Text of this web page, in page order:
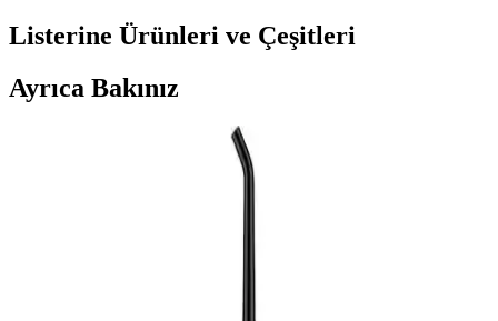
Listerine Ürünleri ve Çeşitleri
Ayrıca Bakınız
Diş Arası Fırçası Nedir, Nasıl Kullanılır ve Ağız
Diş Hassasiyetini Azaltan Doğru Diş Macunu Seçimi